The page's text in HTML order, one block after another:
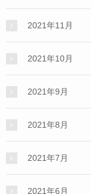
2021年11月
2021年10月
2021年9月
2021年8月
2021年7月
2021年6月